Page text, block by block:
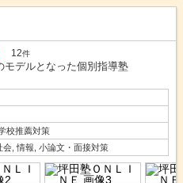
12件
モデルとなった個別指導塾
校推薦対策
, 情報, 小論文・面接対策